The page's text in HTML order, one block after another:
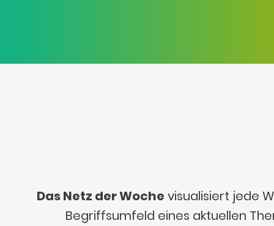
Das Netz der Woche visualisiert jede
Begriffsumfeld eines aktuellen